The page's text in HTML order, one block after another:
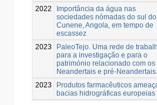
2022
Importância da água nas
sociedades nómadas do sul do
Cunene, Angola, em tempo de
escassez
2023
PaleoTejo. Uma rede de
para a investigação e para o
património relacionado com os
Neandertais e pré-Neandertais.
2023
Produtos farmacêuticos
bacias hidrográficas europeias